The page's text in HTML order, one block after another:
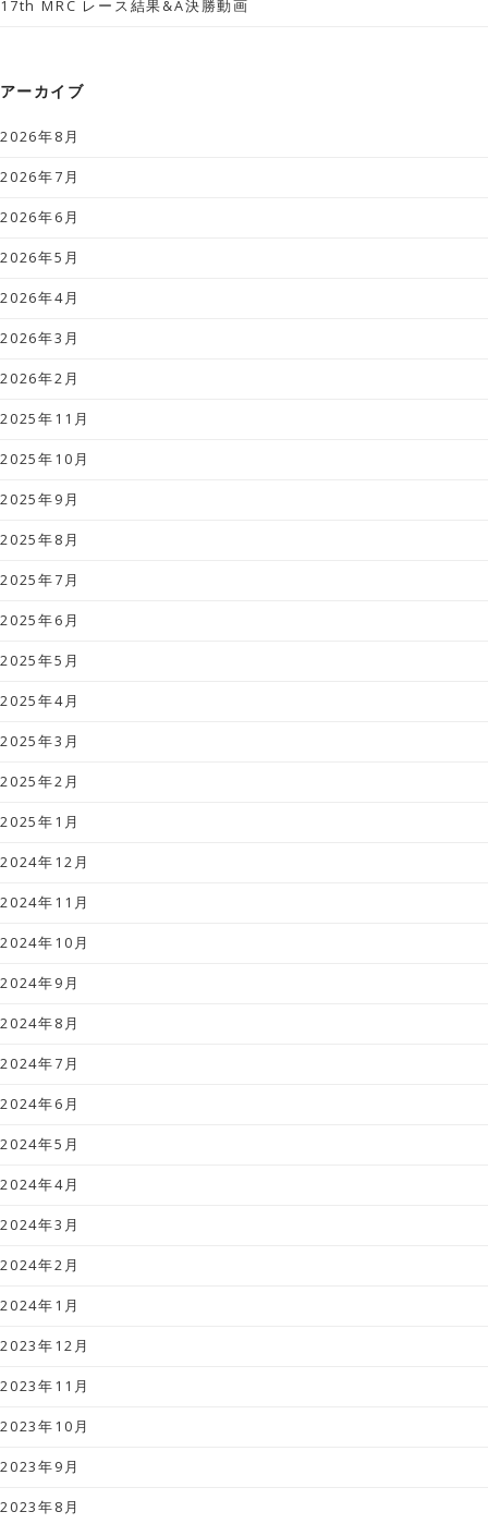
17th MRC レース結果&A決勝動画
アーカイブ
2026年8月
2026年7月
2026年6月
2026年5月
2026年4月
2026年3月
2026年2月
2025年11月
2025年10月
2025年9月
2025年8月
2025年7月
2025年6月
2025年5月
2025年4月
2025年3月
2025年2月
2025年1月
2024年12月
2024年11月
2024年10月
2024年9月
2024年8月
2024年7月
2024年6月
2024年5月
2024年4月
2024年3月
2024年2月
2024年1月
2023年12月
2023年11月
2023年10月
2023年9月
2023年8月